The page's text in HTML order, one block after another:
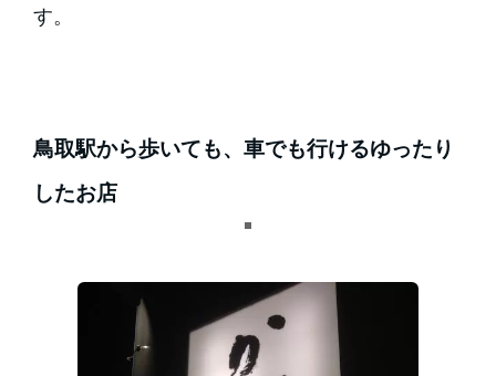
す。
鳥取駅から歩いても、車でも行けるゆったり
したお店